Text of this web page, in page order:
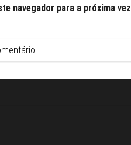
navegador para a próxima vez